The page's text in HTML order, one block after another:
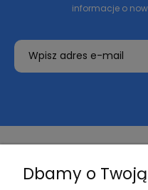
informacje o
Dbamy o